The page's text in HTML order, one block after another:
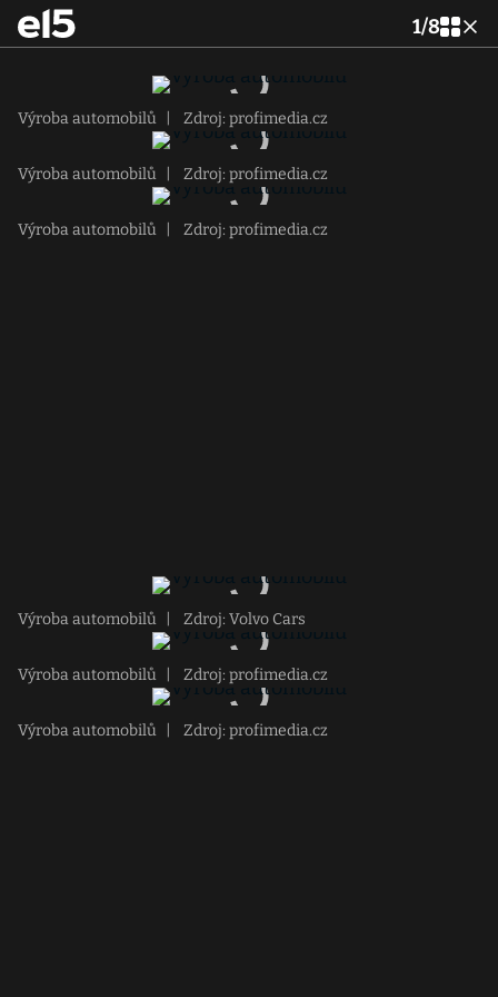
1/8
Výroba automobilů Zdroj: profimedia.cz
Výroba automobilů Zdroj: profimedia.cz
Výroba automobilů Zdroj: profimedia.cz
Výroba automobilů Zdroj: Volvo Cars
Výroba automobilů Zdroj: profimedia.cz
Výroba automobilů Zdroj: profimedia.cz